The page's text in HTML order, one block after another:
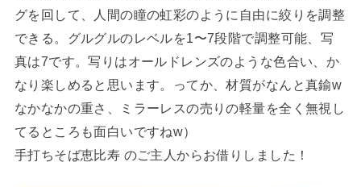
グを回して、人間の瞳の虹彩のように自由に絞りを調整
できる。グルグルのレベルを1〜7段階で調整可能、写
真は7です。写りはオールドレンズのような色合い、か
なり楽しめると思います。ってか、材質がなんと真鍮w
なかなかの重さ、ミラーレスの売りの軽量を全く無視し
てるところも面白いですねw）
手打ちそば恵比寿 のご主人からお借りしました！